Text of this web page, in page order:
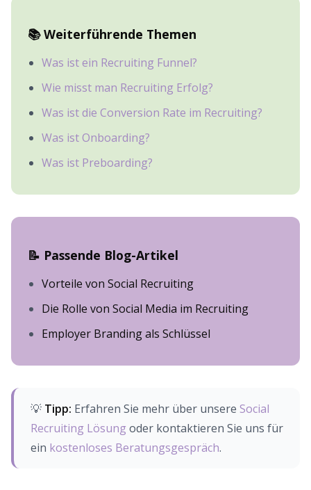
📚 Weiterführende Themen
Was ist ein Recruiting Funnel?
Wie misst man Recruiting Erfolg?
Was ist die Conversion Rate im Recruiting?
Was ist Onboarding?
Was ist Preboarding?
📝 Passende Blog-Artikel
Vorteile von Social Recruiting
Die Rolle von Social Media im Recruiting
Employer Branding als Schlüssel
💡 Tipp: Erfahren Sie mehr über unsere Social
Recruiting Lösung oder kontaktieren Sie uns für
ein kostenloses Beratungsgespräch.